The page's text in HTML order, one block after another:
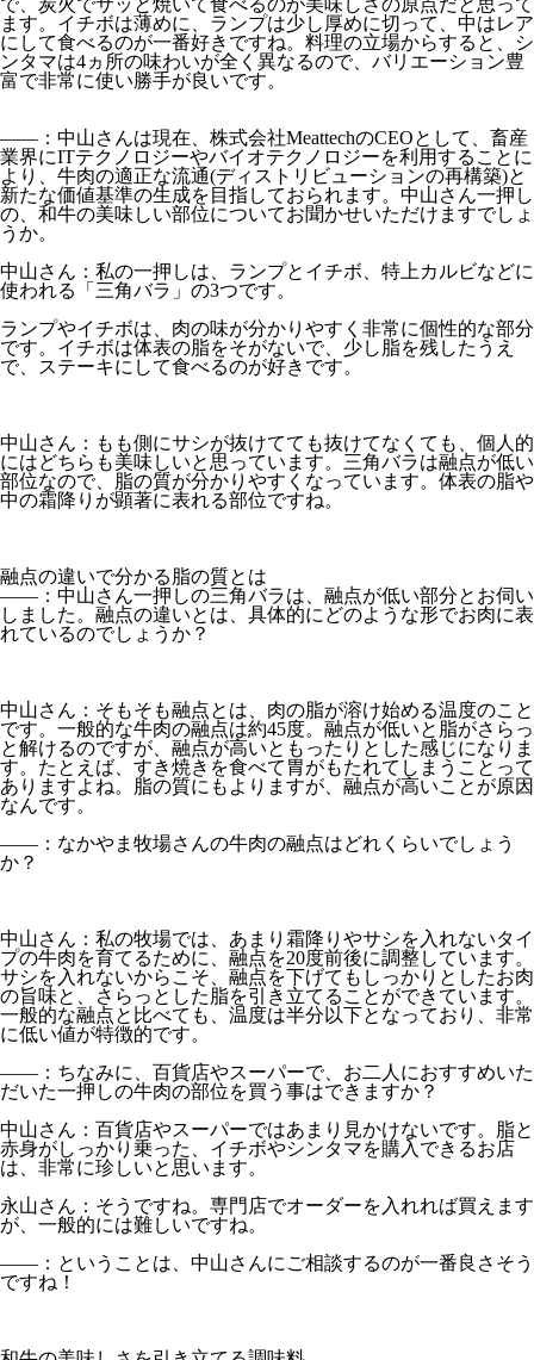
で、炭火でサッと焼いて食べるのが美味しさの原点だと思って
ます。イチボは薄めに、ランプは少し厚めに切って、中はレア
にして食べるのが一番好きですね。料理の立場からすると、シ
ンタマは4ヵ所の味わいが全く異なるので、バリエーション豊
富で非常に使い勝手が良いです。
――：中山さんは現在、株式会社MeattechのCEOとして、畜産
業界にITテクノロジーやバイオテクノロジーを利用することに
より、牛肉の適正な流通(ディストリビューションの再構築)と
新たな価値基準の生成を目指しておられます。中山さん一押し
の、和牛の美味しい部位についてお聞かせいただけますでしょ
うか。
中山さん：私の一押しは、ランプとイチボ、特上カルビなどに
使われる「三角バラ」の3つです。
ランプやイチボは、肉の味が分かりやすく非常に個性的な部分
です。イチボは体表の脂をそがないで、少し脂を残したうえ
で、ステーキにして食べるのが好きです。
中山さん：もも側にサシが抜けてても抜けてなくても、個人的
にはどちらも美味しいと思っています。三角バラは融点が低い
部位なので、脂の質が分かりやすくなっています。体表の脂や
中の霜降りが顕著に表れる部位ですね。
融点の違いで分かる脂の質とは
――：中山さん一押しの三角バラは、融点が低い部分とお伺い
しました。融点の違いとは、具体的にどのような形でお肉に表
れているのでしょうか？
中山さん：そもそも融点とは、肉の脂が溶け始める温度のこと
です。一般的な牛肉の融点は約45度。融点が低いと脂がさらっ
と解けるのですが、融点が高いともったりとした感じになりま
す。たとえば、すき焼きを食べて胃がもたれてしまうことって
ありますよね。脂の質にもよりますが、融点が高いことが原因
なんです。
――：なかやま牧場さんの牛肉の融点はどれくらいでしょう
か？
中山さん：私の牧場では、あまり霜降りやサシを入れないタイ
プの牛肉を育てるために、融点を20度前後に調整しています。
サシを入れないからこそ、融点を下げてもしっかりとしたお肉
の旨味と、さらっとした脂を引き立てることができています。
一般的な融点と比べても、温度は半分以下となっており、非常
に低い値が特徴的です。
――：ちなみに、百貨店やスーパーで、お二人におすすめいた
だいた一押しの牛肉の部位を買う事はできますか？
中山さん：百貨店やスーパーではあまり見かけないです。脂と
赤身がしっかり乗った、イチボやシンタマを購入できるお店
は、非常に珍しいと思います。
永山さん：そうですね。専門店でオーダーを入れれば買えます
が、一般的には難しいですね。
――：ということは、中山さんにご相談するのが一番良さそう
ですね！